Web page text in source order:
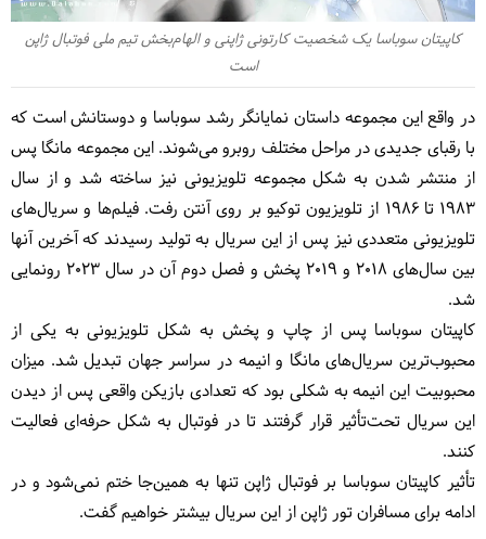
کاپیتان سوباسا یک شخصیت کارتونی ژاپنی و الهام‌بخش تیم ملی فوتبال ژاپن
است
در واقع این مجموعه داستان نمایانگر رشد سوباسا و دوستانش است که
با رقبای جدیدی در مراحل مختلف روبرو می‌شوند. این مجموعه مانگا پس
از منتشر شدن به شکل مجموعه تلویزیونی نیز ساخته شد و از سال
1983 تا 1986 از تلویزیون توکیو بر روی آنتن رفت. فیلم‌ها و سریال‌های
تلویزیونی متعددی نیز پس از این سریال به تولید رسیدند که آخرین آنها
بین سال‌های ۲۰۱۸ و ۲۰۱۹ پخش و فصل دوم آن در سال ۲۰۲۳ رونمایی
شد.
کاپیتان سوباسا پس از چاپ و پخش به شکل تلویزیونی به یکی از
محبوب‌ترین سریال‌های مانگا و انیمه در سراسر جهان تبدیل شد. میزان
محبوبیت این انیمه به شکلی بود که تعدادی بازیکن واقعی پس از دیدن
این سریال تحت‌تأثیر قرار گرفتند تا در فوتبال به شکل حرفه‌ای فعالیت
کنند.
تأثیر کاپیتان سوباسا بر فوتبال ژاپن تنها به همین‌جا ختم نمی‌شود و در
ادامه برای مسافران تور ژاپن از این سریال بیشتر خواهیم گفت.